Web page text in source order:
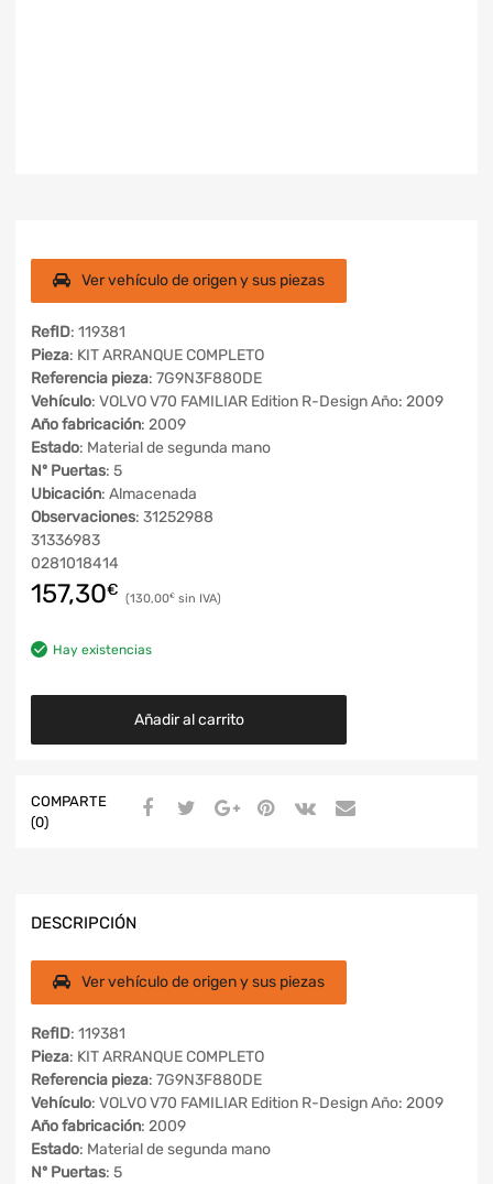
Ver vehículo de origen y sus piezas
RefID: 119381
Pieza: KIT ARRANQUE COMPLETO
Referencia pieza: 7G9N3F880DE
Vehículo: VOLVO V70 FAMILIAR Edition R-Design Año: 2009
Año fabricación: 2009
Estado: Material de segunda mano
Nº Puertas: 5
Ubicación: Almacenada
Observaciones: 31252988
31336983
0281018414
157,30€ 130,00€
Hay existencias
Añadir al carrito
COMPARTE
(0)
DESCRIPCIÓN
Ver vehículo de origen y sus piezas
RefID: 119381
Pieza: KIT ARRANQUE COMPLETO
Referencia pieza: 7G9N3F880DE
Vehículo: VOLVO V70 FAMILIAR Edition R-Design Año: 2009
Año fabricación: 2009
Estado: Material de segunda mano
Nº Puertas: 5